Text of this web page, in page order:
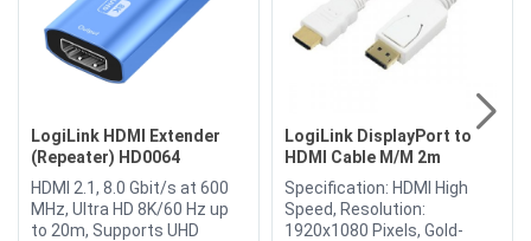
LogiLink HDMI Extender
(Repeater) HD0064
HDMI 2.1, 8.0 Gbit/s at 600
MHz, Ultra HD 8K/60 Hz up
to 20m, Supports UHD
LogiLink DisplayPort to
HDMI Cable M/M 2m
CV0055
Specification: HDMI High
Speed, Resolution:
1920x1080 Pixels, Gold-